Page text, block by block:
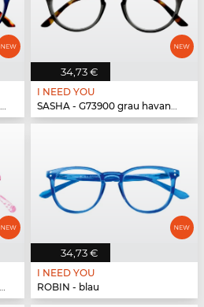
34,73 €
I NEED YOU
SASHA - G73900 grau havanna
34,73 €
I NEED YOU
ROBIN - blau